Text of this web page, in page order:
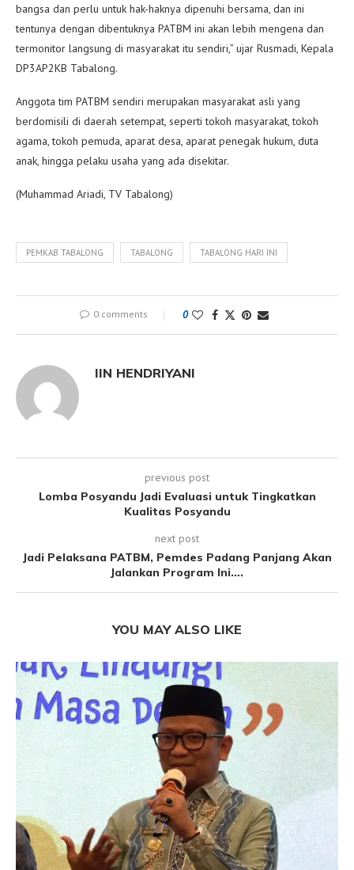
bangsa dan perlu untuk hak-haknya dipenuhi bersama, dan ini
tentunya dengan dibentuknya PATBM ini akan lebih mengena dan
termonitor langsung di masyarakat itu sendiri,” ujar Rusmadi, Kepala
DP3AP2KB Tabalong.
Anggota tim PATBM sendiri merupakan masyarakat asli yang
berdomisili di daerah setempat, seperti tokoh masyarakat, tokoh
agama, tokoh pemuda, aparat desa, aparat penegak hukum, duta
anak, hingga pelaku usaha yang ada disekitar.
(Muhammad Ariadi, TV Tabalong)
PEMKAB TABALONG TABALONG TABALONG HARI INI
0 comments 0
IIN HENDRIYANI
previous post
Lomba Posyandu Jadi Evaluasi untuk Tingkatkan
Kualitas Posyandu
next post
Jadi Pelaksana PATBM, Pemdes Padang Panjang Akan
Jalankan Program Ini….
YOU MAY ALSO LIKE